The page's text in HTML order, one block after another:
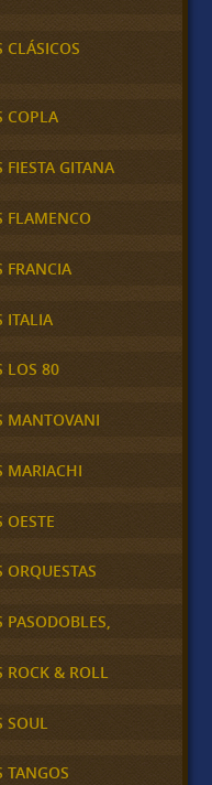
COPLA
GITANA
FLAMENCO
FRANCIA
ITALIA
LOS 80
MANTOVANI
MARIACHI
ROCK & ROLL